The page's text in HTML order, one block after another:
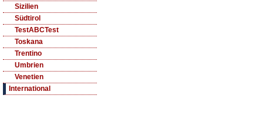
Sizilien
Südtirol
TestABCTest
Toskana
Trentino
Umbrien
Venetien
International